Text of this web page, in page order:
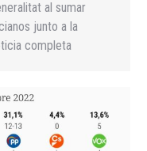
al sumar
junto a la
completa